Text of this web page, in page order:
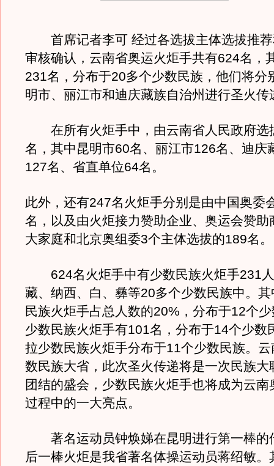
首席记者李可 经过各选拔主体选拔推荐
审核确认，云南省奥运火炬手共有624名，
231名，分布于20多个少数民族，他们将分
明市、丽江市和迪庆藏族自治州进行圣火传
在所有火炬手中，由云南省人民政府选
名，其中昆明市60名、丽江市126名、迪庆
127名、省直单位64名。
此外，还有247名火炬手分别是由中国奥委
名，以及由火炬接力赞助企业、奥运会赞助
大家庭和北京奥组委3个主体选拔的189名。
624名火炬手中有少数民族火炬手231
藏、纳西、白、彝等20多个少数民族中。
民族火炬手占总人数的20%，分布于12个
少数民族火炬手有101名，分布于14个少数
拉少数民族火炬手分布于11个少数民族。
数民族大省，此次圣火传递将是一次民族大
团结的盛会，少数民族火炬手也将成为云南
过程中的一大亮点。
著名运动员钟焕娣在昆明进行第一棒的
后一棒火炬是我省著名体操运动员蒋绍敏。